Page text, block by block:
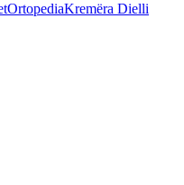
OrtopediaKremëra Dielli